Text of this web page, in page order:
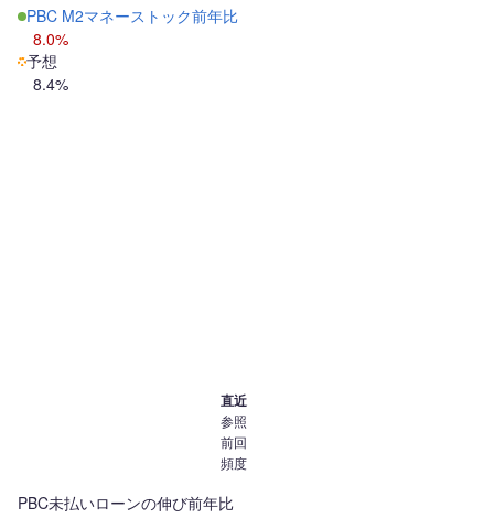
PBC M2マネーストック前年比
8.0%
予想
8.4%
直近
参照
前回
頻度
PBC未払いローンの伸び前年比